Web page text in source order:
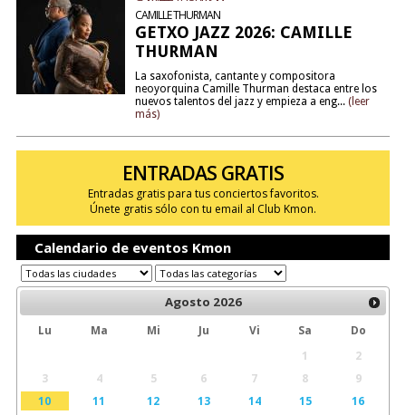
CAMILLE THURMAN
GETXO JAZZ 2026: CAMILLE
THURMAN
La saxofonista, cantante y compositora
neoyorquina Camille Thurman destaca entre los
nuevos talentos del jazz y empieza a eng... (leer
más)
ENTRADAS GRATIS
Entradas gratis para tus conciertos favoritos.
Únete gratis sólo con tu email al Club Kmon.
Calendario de eventos Kmon
Agosto 2026
Lu Ma Mi Ju Vi Sa
Do
1
2
3
4 5 6 7 8
9
10
11 12 13 14 15
16